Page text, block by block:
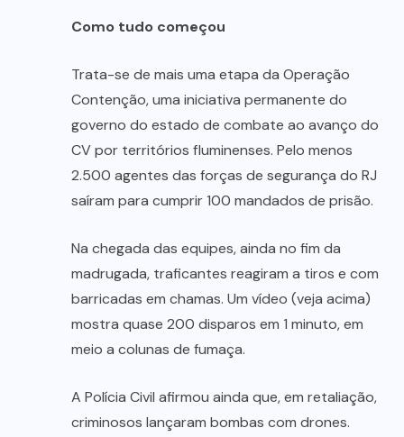
Como tudo começou
Trata-se de mais uma etapa da Operação
Contenção, uma iniciativa permanente do
governo do estado de combate ao avanço do
CV por territórios fluminenses. Pelo menos
2.500 agentes das forças de segurança do RJ
saíram para cumprir 100 mandados de prisão.
Na chegada das equipes, ainda no fim da
madrugada, traficantes reagiram a tiros e com
barricadas em chamas. Um vídeo (veja acima)
mostra quase 200 disparos em 1 minuto, em
meio a colunas de fumaça.
A Polícia Civil afirmou ainda que, em retaliação,
criminosos lançaram bombas com drones.